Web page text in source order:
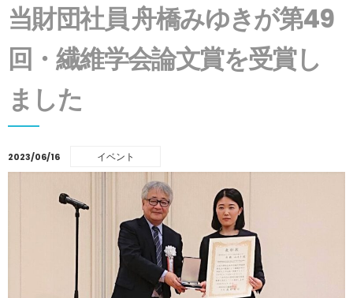
当財団社員 舟橋みゆきが第49
回・繊維学会論文賞を受賞し
ました
2023/06/16 イベント